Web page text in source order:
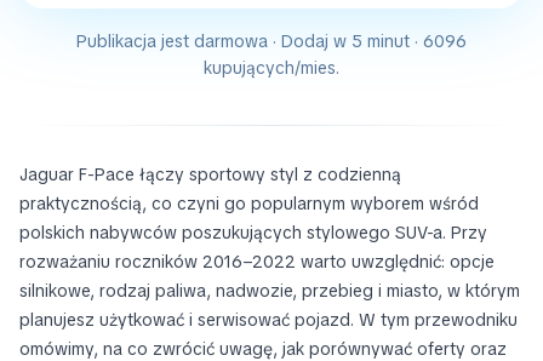
Publikacja jest darmowa · Dodaj w 5 minut · 6096
kupujących/mies.
Jaguar F-Pace łączy sportowy styl z codzienną
praktycznością, co czyni go popularnym wyborem wśród
polskich nabywców poszukujących stylowego SUV-a. Przy
rozważaniu roczników 2016–2022 warto uwzględnić: opcje
silnikowe, rodzaj paliwa, nadwozie, przebieg i miasto, w którym
planujesz użytkować i serwisować pojazd. W tym przewodniku
omówimy, na co zwrócić uwagę, jak porównywać oferty oraz